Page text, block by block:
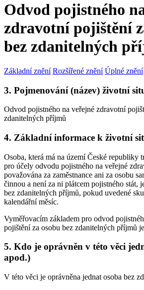
Odvod pojistného
zdravotní pojištění
bez zdanitelných
Základní znění Rozšířené znění Úplné znění
3. Pojmenování (název) životní
Odvod pojistného na veřejné zdravotní
zdanitelných příjmů
4. Základní informace k životní
Osoba, která má na území České republiky
pro účely odvodu pojistného na veřejné
považována za zaměstnance ani za osobu
činnou a není za ni plátcem pojistného stát,
bez zdanitelných příjmů, pokud uvedené
kalendářní měsíc.
Vyměřovacím základem pro odvod
pojištění za osobu bez zdanitelných příjmů
5. Kdo je oprávněn v této věci
apod.)
V této věci je oprávněna jednat osoba bez